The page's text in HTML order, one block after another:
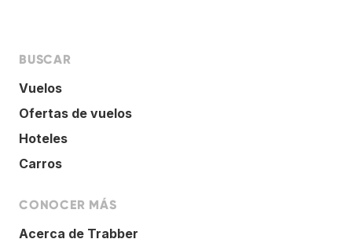
BUSCAR
Vuelos
Ofertas de vuelos
Hoteles
Carros
CONOCER MÁS
Acerca de Trabber